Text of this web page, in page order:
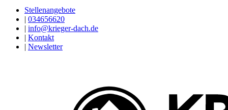
Stellenangebote
| 034656620
| info@krieger-dach.de
| Kontakt
| Newsletter